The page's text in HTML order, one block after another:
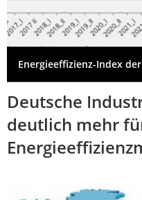
Energieeffizienz-Index
Deutsche
deutlich mehr